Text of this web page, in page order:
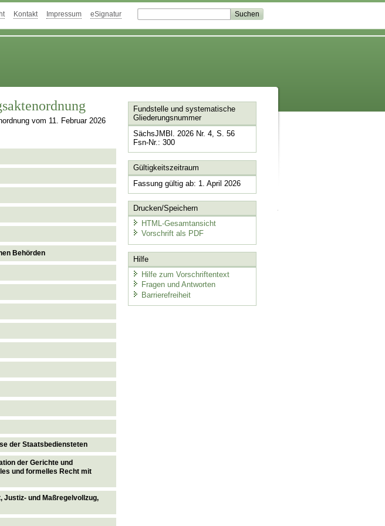
Kontakt Impressum eSignatur
vom 11. Februar 2026
Behörden
der Staatsbediensteten
der Gerichte und
und formelles Recht mit
und Maßregelvollzug,
Fundstelle und systematische
Gliederungsnummer
SächsJMBl. 2026 Nr. 4, S. 56
Fsn-Nr.: 300
Gültigkeitszeitraum
Fassung gültig ab: 1. April 2026
Drucken/Speichern
HTML-Gesamtansicht
Vorschrift als PDF
Hilfe
Hilfe zum Vorschriftentext
Fragen und Antworten
Barrierefreiheit